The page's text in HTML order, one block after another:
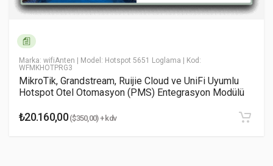
Yorumu Gönder
Marka: wifiAnten | Model: Hotspot 5651 Loglama | Kod:
WFMKHOTPRG3
MikroTik, Grandstream, Ruijie Cloud ve UniFi Uyumlu
Hotspot Otel Otomasyon (PMS) Entegrasyon Modülü
₺20.160,00($350,00) + kdv